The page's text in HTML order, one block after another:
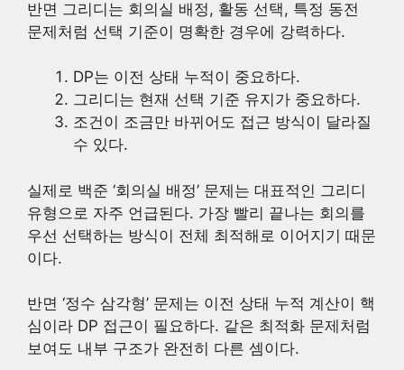
반면 그리디는 회의실 배정, 활동 선택, 특정 동전
문제처럼 선택 기준이 명확한 경우에 강력하다.
DP는 이전 상태 누적이 중요하다.
그리디는 현재 선택 기준 유지가 중요하다.
조건이 조금만 바뀌어도 접근 방식이 달라질
수 있다.
실제로 백준 ‘회의실 배정’ 문제는 대표적인 그리디
유형으로 자주 언급된다. 가장 빨리 끝나는 회의를
우선 선택하는 방식이 전체 최적해로 이어지기 때문
이다.
반면 ‘정수 삼각형’ 문제는 이전 상태 누적 계산이 핵
심이라 DP 접근이 필요하다. 같은 최적화 문제처럼
보여도 내부 구조가 완전히 다른 셈이다.